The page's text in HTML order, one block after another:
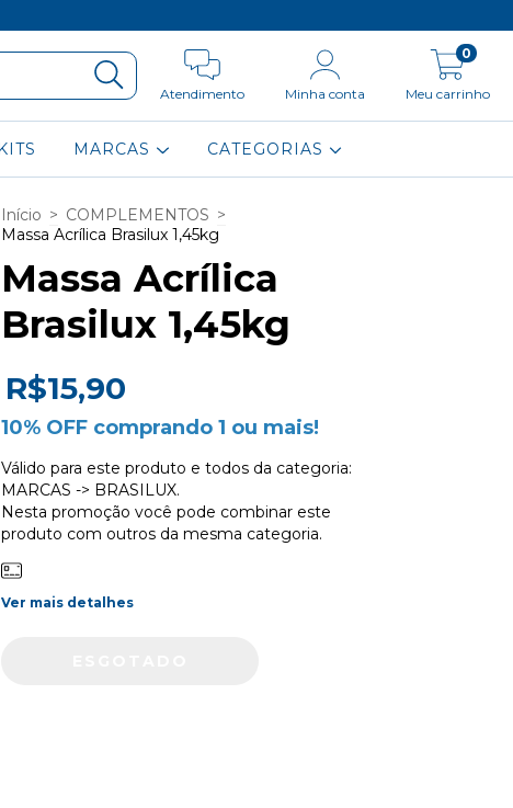
Atendimento Minha conta Meu carrinho
0
KITS MARCAS CATEGORIAS
Início > COMPLEMENTOS >
Massa Acrílica Brasilux 1,45kg
Massa Acrílica
Brasilux 1,45kg
R$15,90
10% OFF comprando 1 ou mais!
Válido para este produto e todos da categoria:
MARCAS -> BRASILUX.
Nesta promoção você pode combinar este
produto com outros da mesma categoria.
Ver mais detalhes